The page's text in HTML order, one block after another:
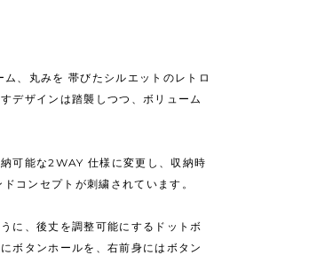
、丸みを 帯びたシルエットのレトロ
デザインは踏襲しつつ、ボリューム
可能な2WAY 仕様に変更し、収納時
コンセプトが刺繍されています。
に、後丈を調整可能にするドットボ
ボタンホールを、右前⾝にはボタン